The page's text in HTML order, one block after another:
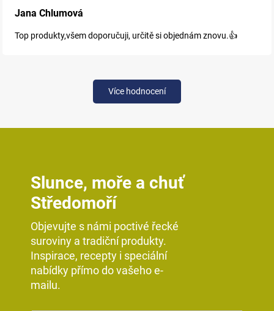
Jana Chlumová
Top produkty,všem doporučuji, určitě si objednám znovu.👍
Více hodnocení
Slunce, moře a chuť
Středomoří
Objevujte s námi poctivé řecké
suroviny a tradiční produkty.
Inspirace, recepty i speciální
nabídky přímo do vašeho e-
mailu.